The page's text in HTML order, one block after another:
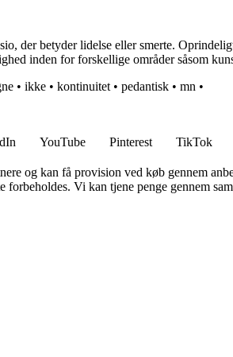
der betyder lidelse eller smerte.
inden for forskellige områder såsom
• ikke • kontinuitet • pedantisk • mn •
YouTube Pinterest TikTok
og kan få provision ved køb gennem
Vi kan tjene penge gennem